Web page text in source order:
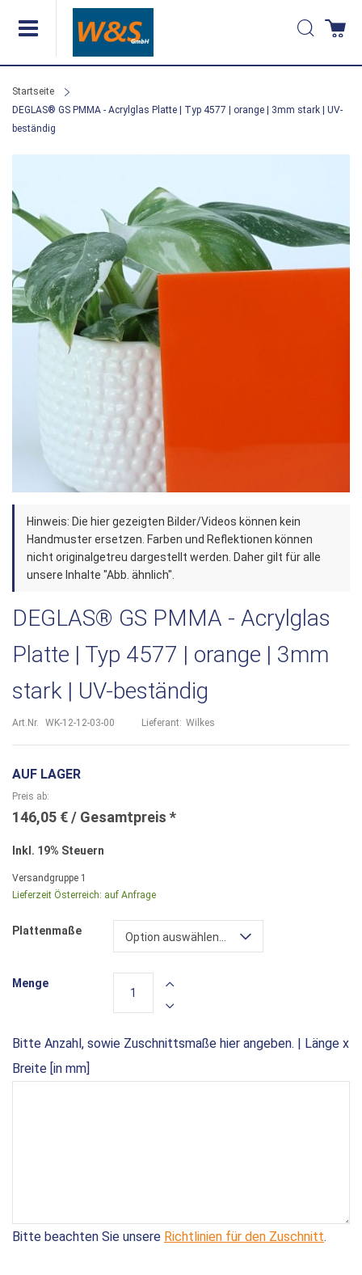
Inhalt
Suche
Startseite
DEGLAS® GS PMMA - Acrylglas Platte | Typ 4577 | orange | 3mm stark | UV-
beständig
Ende
der
Bildergalerie
springen
Zum
Anfang
der
Bildergalerie
Hinweis: Die hier gezeigten Bilder/Videos können kein
Handmuster ersetzen. Farben und Reflektionen können
nicht originalgetreu dargestellt werden. Daher gilt für alle
unsere Inhalte "Abb. ähnlich".
DEGLAS® GS PMMA - Acrylglas
Platte | Typ 4577 | orange | 3mm
stark | UV-beständig
Art.Nr. WK-12-12-03-00 Lieferant: Wilkes
AUF LAGER
Preis ab
146,05 €
Inkl. 19% Steuern
Versandgruppe 1
Lieferzeit Österreich: auf Anfrage
Plattenmaße Option auswählen...
Bitte Anzahl, sowie Zuschnittsmaße hier angeben. | Länge x
Breite [in mm]
Bitte beachten Sie unsere Richtlinien für den Zuschnitt.
Menge